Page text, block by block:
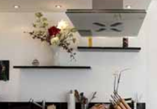
met creatieve wandoplossingen
voor visuele impact
in 2026 interieurtrends
je tuin